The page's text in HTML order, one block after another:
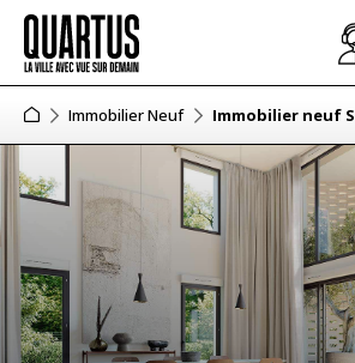
Immobilier Neuf Immobilier neuf